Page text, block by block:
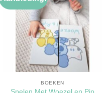
Toevoegen
aan
verlanglijst
BOEKEN